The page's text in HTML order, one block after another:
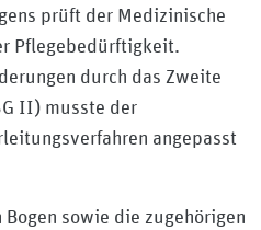
prüft der Medizinische
Pflegebedürftigkeit.
durch das Zweite
II) musste der
angepasst
sowie die zugehörigen